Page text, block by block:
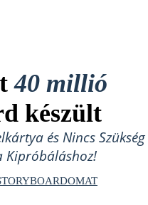
40 millió
készült
és Nincs Szükség
Kipróbáláshoz!